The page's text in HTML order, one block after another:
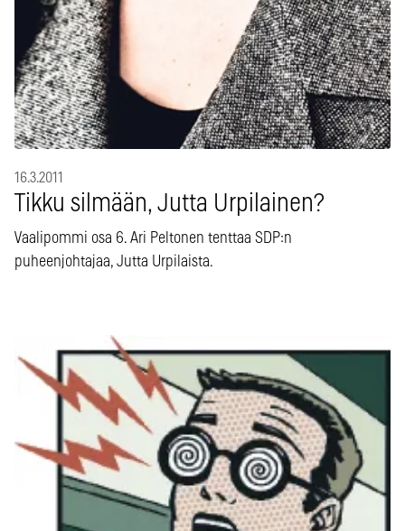
16.3.2011
Tikku silmään, Jutta Urpilainen?
Vaalipommi osa 6. Ari Peltonen tenttaa SDP:n
puheenjohtajaa, Jutta Urpilaista.